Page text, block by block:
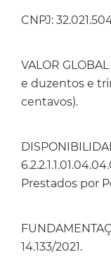
CNPJ:
VALOR
e duzentos e
centavos).
Prestados por
14.133/2021.